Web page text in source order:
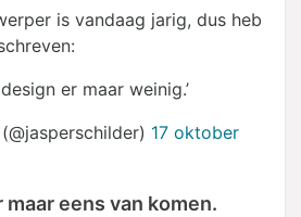
is vandaag jarig, dus heb
er maar weinig.’
17 oktober
maar eens van komen.